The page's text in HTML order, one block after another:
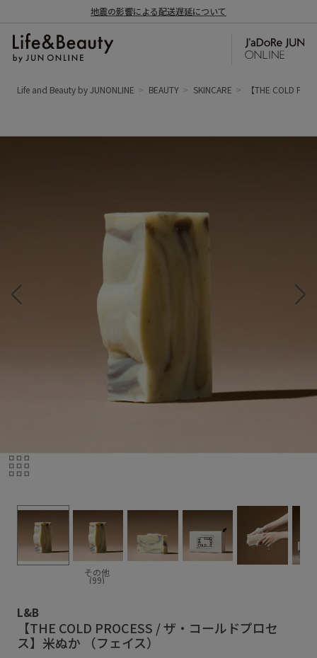
地震の影響による配送遅延について
Life and Beauty by JUNONLINE BEAUTY SKINCARE 【THE COLD
その他
(99)
L&B
【THE COLD PROCESS / ザ・コールドプロセ
ス】米ぬか （フェイス）